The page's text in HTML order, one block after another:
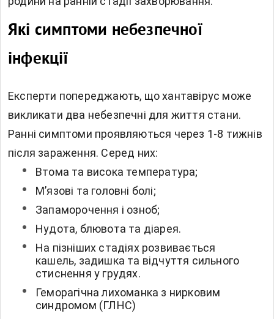
Які симптоми небезпечної
інфекції
Експерти попереджають, що хантавірус може
викликати два небезпечні для життя стани.
Ранні симптоми проявляються через 1-8 тижнів
після зараження. Серед них:
Втома та висока температура;
М’язові та головні болі;
Запаморочення і озноб;
Нудота, блювота та діарея.
На пізніших стадіях розвивається
кашель, задишка та відчуття сильного
стиснення у грудях.
Геморагічна лихоманка з нирковим
синдромом (ГЛНС)